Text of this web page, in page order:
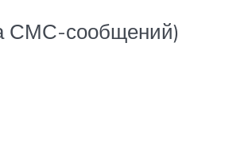
СМС-сообщений)